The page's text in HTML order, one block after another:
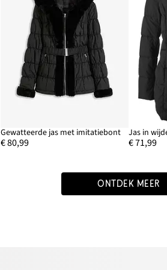
Gewatteerde jas met imitatiebont
€ 80,99
Jas in
€ 71,99
ONTDEK MEER